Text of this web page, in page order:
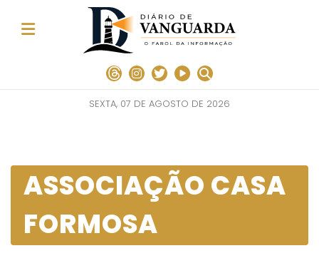
SEXTA, 07 DE AGOSTO DE 2026
ASSOCIAÇÃO CASA
FORMOSA